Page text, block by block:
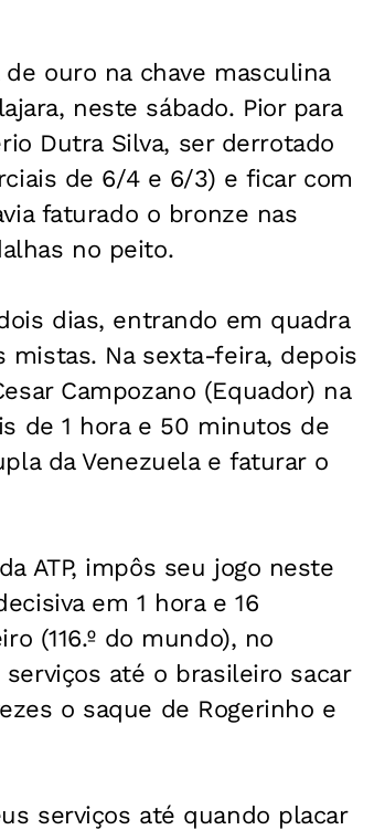
ouro na chave masculina
neste sábado. Pior para
Dutra Silva, ser derrotado
de 6/4 e 6/3) e ficar com
faturado o bronze nas
no peito.
dias, entrando em quadra
Na sexta-feira, depois
Campozano (Equador) na
de 1 hora e 50 minutos de
da Venezuela e faturar o
ATP, impôs seu jogo neste
em 1 hora e 16
(116.º do mundo), no
até o brasileiro sacar
o saque de Rogerinho e
serviços até quando placar